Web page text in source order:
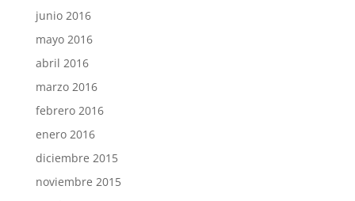
junio 2016
mayo 2016
abril 2016
marzo 2016
febrero 2016
enero 2016
diciembre 2015
noviembre 2015